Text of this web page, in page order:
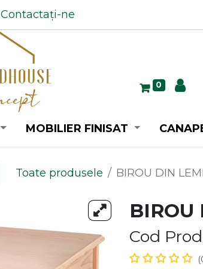
Contactați-ne
0
MOBILIER FINISAT
Toate produsele BIROU DIN
BIROU
Cod